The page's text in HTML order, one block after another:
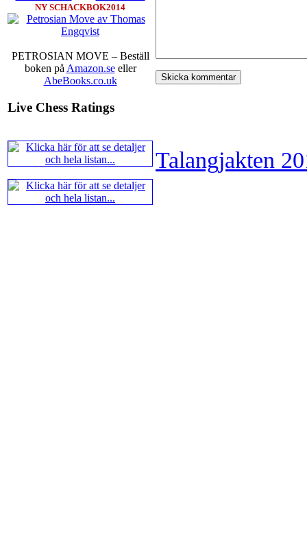
NY SCHACKBOK2014
PETROSIAN MOVE – Beställ
boken på Amazon.seeller
AbeBooks.co.uk
Live Chess Ratings
Talangjakten